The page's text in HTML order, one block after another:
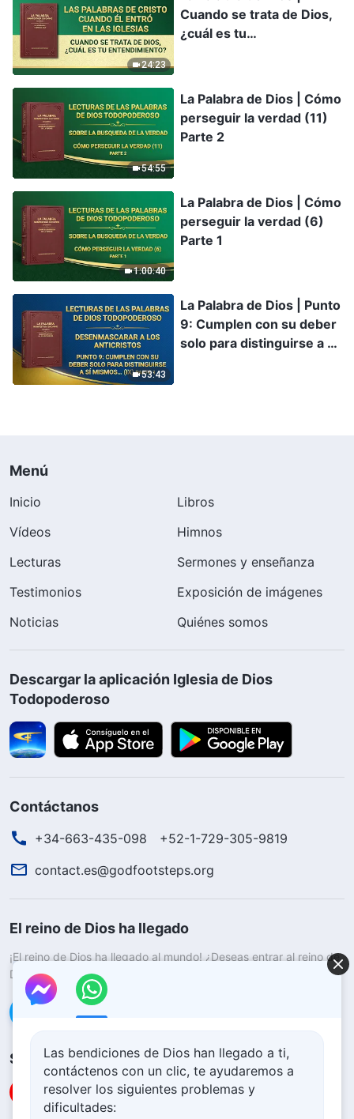
24:23
Cuando se trata de Dios,
¿cuál es tu
54:55
La Palabra de Dios | Cómo
perseguir la verdad (11)
Parte 2
1:00:40
La Palabra de Dios | Cómo
perseguir la verdad (6)
Parte 1
53:43
La Palabra de Dios | Punto
9: Cumplen con su deber
solo para distinguirse a sí
personal (IX) Parte 1
Menú
Inicio
Libros
Vídeos
Himnos
Lecturas
Sermones y enseñanza
Testimonios
Exposición de imágenes
Noticias
Quiénes somos
Descargar la aplicación Iglesia de Dios
Todopoderoso
Contáctanos
+34-663-435-098
+52-1-729-305-9819
contact.es@godfootsteps.org
El reino de Dios ha llegado
¡El reino de Dios ha llegado al mundo! ¿Deseas entrar al reino de
Dios? Saber más
Conéctate con nosotros en Messenger
SíguenosLas bendiciones de Dios han llegado a ti,
contáctenos con un clic, te ayudaremos a
resolver los siguientes problemas y
dificultades: